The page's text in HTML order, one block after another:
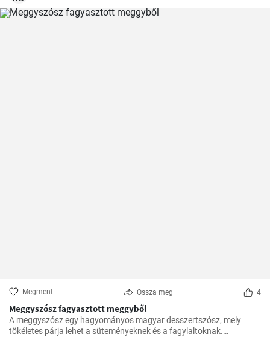
Megment Ossza meg 4
Meggyszósz fagyasztott meggyből
A meggyszósz egy hagyományos magyar desszertszósz, mely
tökéletes párja lehet a süteményeknek és a fagylaltoknak.